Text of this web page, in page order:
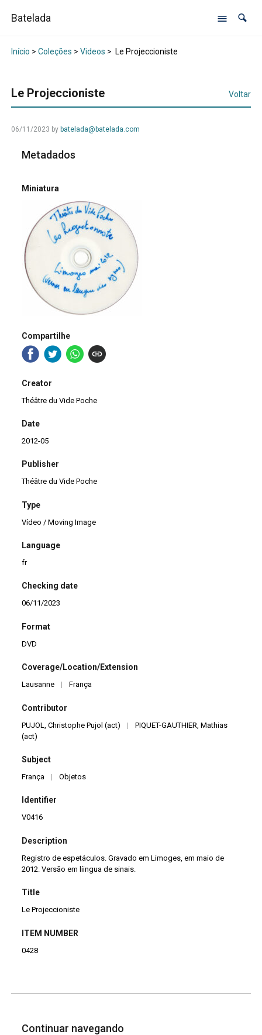
Batelada
Início > Coleções > Videos > Le Projeccioniste
Le Projeccioniste Voltar
06/11/2023 by batelada@batelada.com
Metadados
Miniatura
Compartilhe
Creator
Théâtre du Vide Poche
Date
2012-05
Publisher
Théâtre du Vide Poche
Type
Vídeo / Moving Image
Language
fr
Checking date
06/11/2023
Format
DVD
Coverage/Location/Extension
Lausanne | França
Contributor
PUJOL, Christophe Pujol (act) |
PIQUET-GAUTHIER, Mathias
(act)
Subject
França | Objetos
Identifier
V0416
Description
Registro de espetáculos. Gravado em Limoges, em maio de
2012. Versão em líingua de sinais.
Title
Le Projeccioniste
ITEM NUMBER
0428
Continuar navegando